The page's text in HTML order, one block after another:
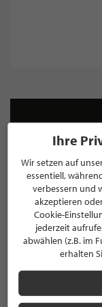
Bleiben Sie
unseren
von exklusiven
Mit der
unseren
ist jederzeit
Ihre
Wir setzen auf
essentiell,
verbessern und
akzeptieren
Cookie-
jederzeit
abwählen (z.B. im
erhalten